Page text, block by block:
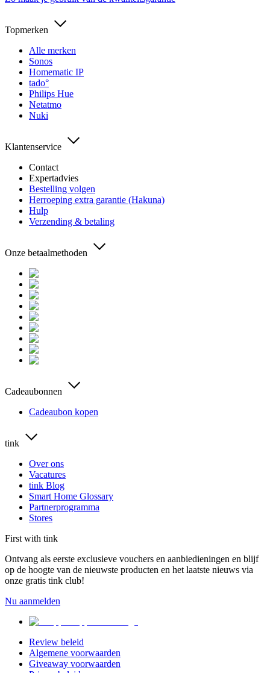
Topmerken
Alle merken
Sonos
Homematic IP
tado°
Philips Hue
Netatmo
Nuki
Klantenservice
Contact
Expertadvies
Bestelling volgen
Herroeping extra garantie (Hakuna)
Hulp
Verzending & betaling
Onze betaalmethoden
Cadeaubonnen
Cadeaubon kopen
tink
Over ons
Vacatures
tink Blog
Smart Home Glossary
Partnerprogramma
Stores
First with tink
Ontvang als eerste exclusieve vouchers en aanbiedieningen en blijf
op de hoogte van de nieuwste producten en het laatste nieuws via
onze gratis tink club!
Nu aanmelden
Review beleid
Algemene voorwaarden
Giveaway voorwaarden